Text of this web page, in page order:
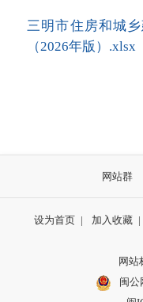
三明市住房和城
（2026年版）.xlsx
网站群
设为首页 | 加入收藏 |
网站
闽公